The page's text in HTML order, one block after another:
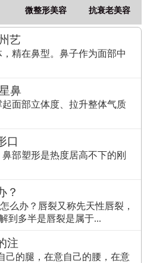
微整形美容 抗衰老美容
艺
精在鼻型。鼻子作为面部中
鼻
面部立体度、拉升整体气质
口
部塑形是热度居高不下的刚
？
么办？唇裂又称先天性唇裂，
到多半是唇裂是属于...
注
己的腿，在意自己的腰，在意